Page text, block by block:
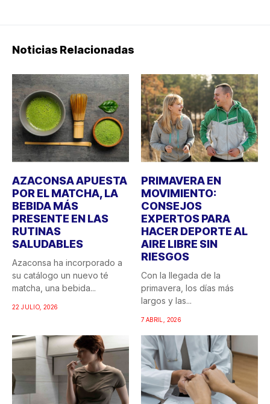
Noticias Relacionadas
AZACONSA APUESTA
POR EL MATCHA, LA
BEBIDA MÁS
PRESENTE EN LAS
RUTINAS
SALUDABLES
Azaconsa ha incorporado a
su catálogo un nuevo té
matcha, una bebida...
22 JULIO, 2026
PRIMAVERA EN
MOVIMIENTO:
CONSEJOS
EXPERTOS PARA
HACER DEPORTE AL
AIRE LIBRE SIN
RIESGOS
Con la llegada de la
primavera, los días más
largos y las...
7 ABRIL, 2026